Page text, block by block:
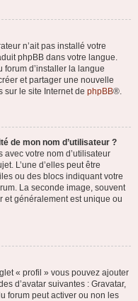
n’ait pas installé votre
phpBB dans votre langue.
forum d’installer la langue
et partager une nouvelle
sur le site Internet de phpBB®.
de mon nom d’utilisateur ?
avec votre nom d’utilisateur
L’une d’elles peut être
ou des blocs indiquant votre
La seconde image, souvent
et généralement est unique ou
« profil » vous pouvez ajouter
d’avatar suivantes : Gravatar,
forum peut activer ou non les